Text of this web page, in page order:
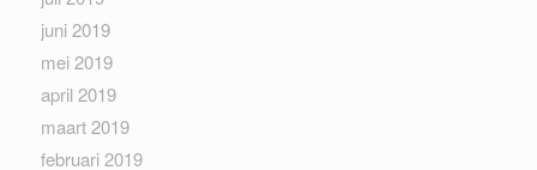
juni 2019
mei 2019
april 2019
maart 2019
februari 2019